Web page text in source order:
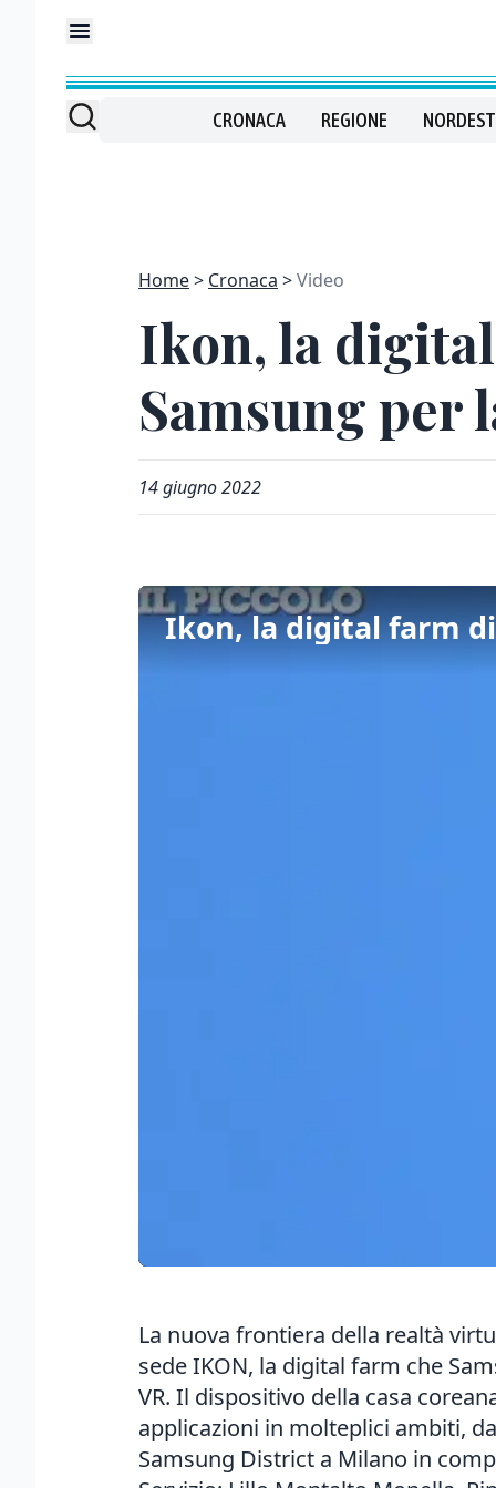
CRONACA REGIONE NORDEST
Home Cronaca Video
Ikon, la
Samsung per
14 giugno 2022
Ikon, la digital farm
La nuova frontiera della realtà
sede IKON, la digital farm che
VR. Il dispositivo della casa
applicazioni in molteplici ambiti,
Samsung District a Milano in